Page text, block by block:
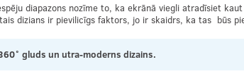
diapazons nozīme to, ka ekrānā viegli atradīsiet
dizians ir pievilicīgs faktors, jo ir skaidrs, ka tas būs
˚ gluds un utra-moderns dizains.